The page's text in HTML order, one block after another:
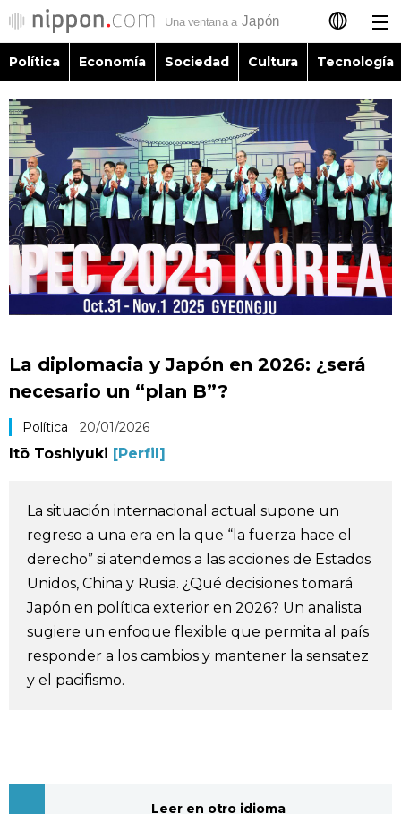
日本語
English
简体字
繁體字
Français
العربية
Política
Economía
Sociedad
Tecnología
Vida
Vídeos e imágenes
En profundidad
Más
Noticias
Fragmentos de Japón
Política Economía Sociedad Cultura Tecnología
La diplomacia y Japón en 2026: ¿será
necesario un “plan B”?
Política 20/01/2026
Itō Toshiyuki [Perfil]
La situación internacional actual supone un
regreso a una era en la que “la fuerza hace el
derecho” si atendemos a las acciones de Estados
Unidos, China y Rusia. ¿Qué decisiones tomará
Japón en política exterior en 2026? Un analista
sugiere un enfoque flexible que permita al país
responder a los cambios y mantener la sensatez
y el pacifismo.
Leer en otro idioma